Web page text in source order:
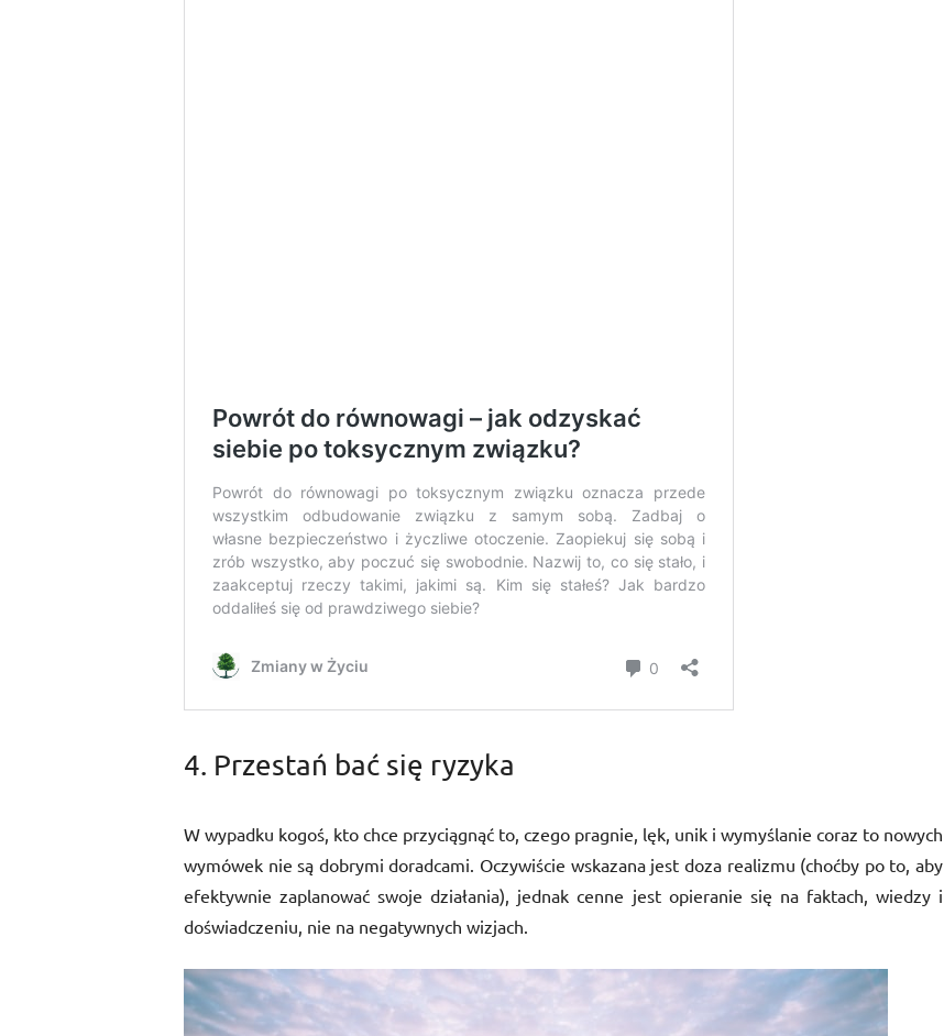
4. Przestań bać się ryzyka
W wypadku kogoś, kto chce przyciągnąć to, czego pragnie, lęk, unik i wymyślanie coraz to nowych
wymówek nie są dobrymi doradcami. Oczywiście wskazana jest doza realizmu (choćby po to, aby
efektywnie zaplanować swoje działania), jednak cenne jest opieranie się na faktach, wiedzy i
doświadczeniu, nie na negatywnych wizjach.